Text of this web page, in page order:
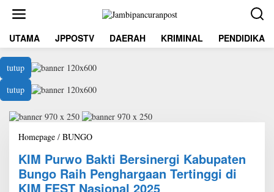
t
i
e
o
UTAMA JPPOSTV DAERAH KRIMINAL PENDIDIKAN
tutup
tutup
Homepage / BUNGO
M
P
u
KIM Purwo Bakti Bersinergi Kabupaten
Bungo Raih Penghargaan Tertinggi di
KIM FEST Nasional 2025